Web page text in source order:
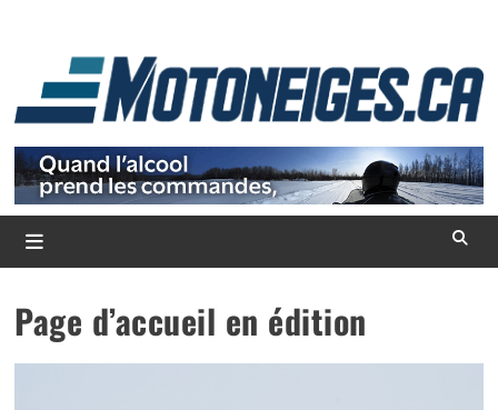
Magazine Motoneiges.ca
Page d’accueil en édition